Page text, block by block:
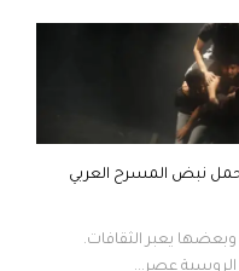
نبض المسرح العربي
يعبر الثقافات.
الروسية عصر...